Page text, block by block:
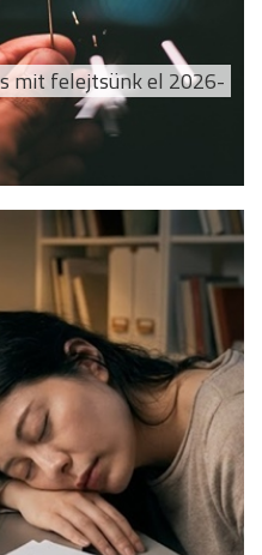
mit felejtsünk el 2026-